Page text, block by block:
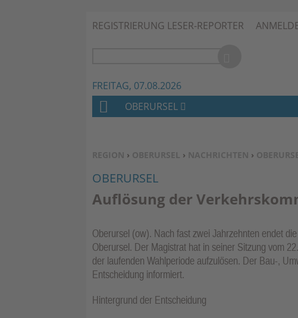
REGISTRIERUNG LESER-REPORTER
FREITAG, 07.08.2026
SIE BEFINDEN SICH HIER:
REGION › OBERURSEL › NACHRICHTEN ›
OBERURSEL
Auflösung der
Oberursel (ow). Nach fast zwei Jahrzehnten endet
Oberursel. Der Magistrat hat in seiner Sitzung vom
der laufenden Wahlperiode aufzulösen. Der Bau-,
Entscheidung informiert.
Hintergrund der Entscheidung
H
M
E
OBERURSEL